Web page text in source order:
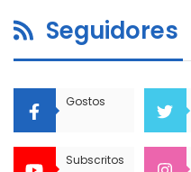
Seguidores
Gostos
Subscritos